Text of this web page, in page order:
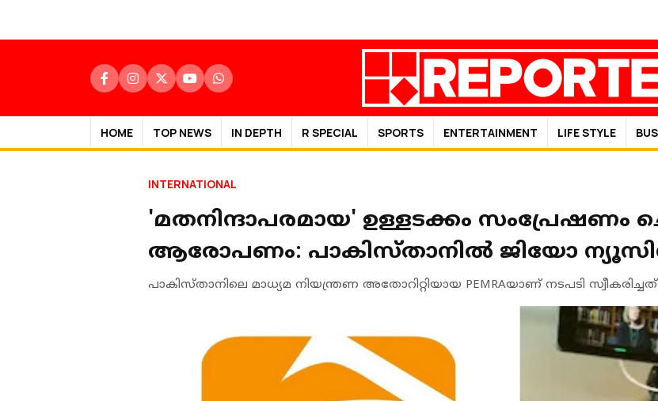
HOME TOP NEWS IN DEPTH R SPECIAL SPORTS ENTERTAINMENT LIFE STYLE
INTERNATIONAL
'മതനിന്ദാപരമായ' ഉള്ളടക്കം സംപ്രേഷണം
ആരോപണം: പാകിസ്താനിൽ ജിയോ ന്യൂസിന്
പാകിസ്താനിലെ മാധ്യമ നിയന്ത്രണ അതോറിറ്റിയായ PEMRAയാണ് നടപടി സ്വീകരിച്ചത്